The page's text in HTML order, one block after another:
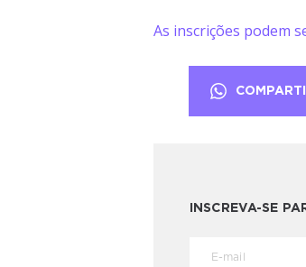
As inscrições podem
INSCREVA-SE